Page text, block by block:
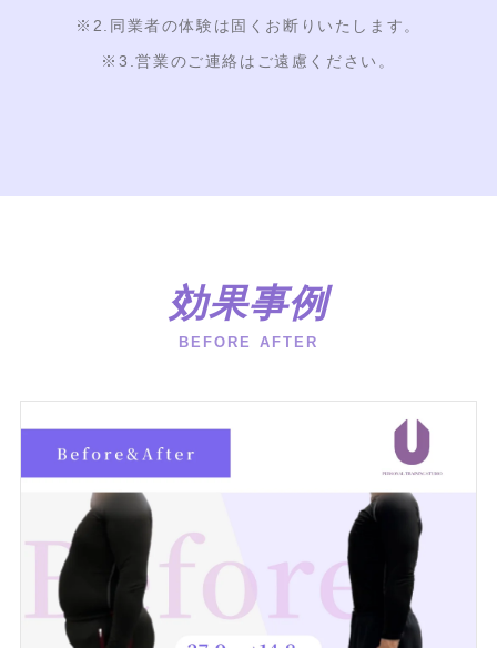
※2.同業者の体験は固くお断りいたします。
※3.営業のご連絡はご遠慮ください。
効果事例
BEFORE AFTER